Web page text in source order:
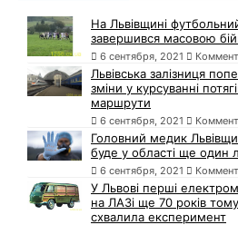
На Львівщині
завершився масовою
6 сентября, 2021
Львівська залізниця
зміни у курсуванні
маршрути
6 сентября, 2021
Головний медик
буде у області ще один
6 сентября, 2021
У Львові перші
на ЛАЗі ще 70 років
схвалила експеримент